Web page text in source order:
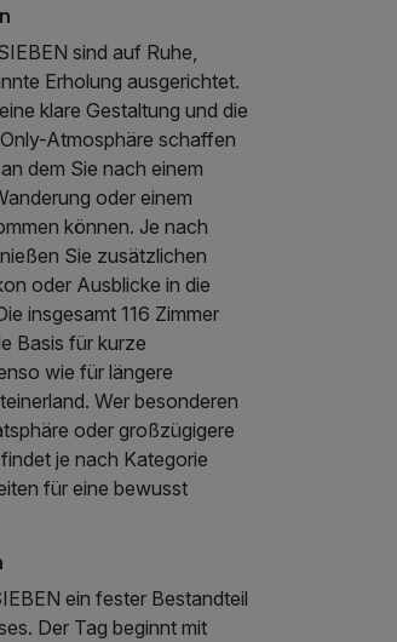
sind auf Ruhe,
Erholung ausgerichtet.
klare Gestaltung und die
Atmosphäre schaffen
dem Sie nach einem
oder einem
können. Je nach
Sie zusätzlichen
oder Ausblicke in die
insgesamt 116 Zimmer
Basis für kurze
wie für längere
Wer besonderen
oder großzügigere
je nach Kategorie
für eine bewusst
ein fester Bestandteil
Der Tag beginnt mit